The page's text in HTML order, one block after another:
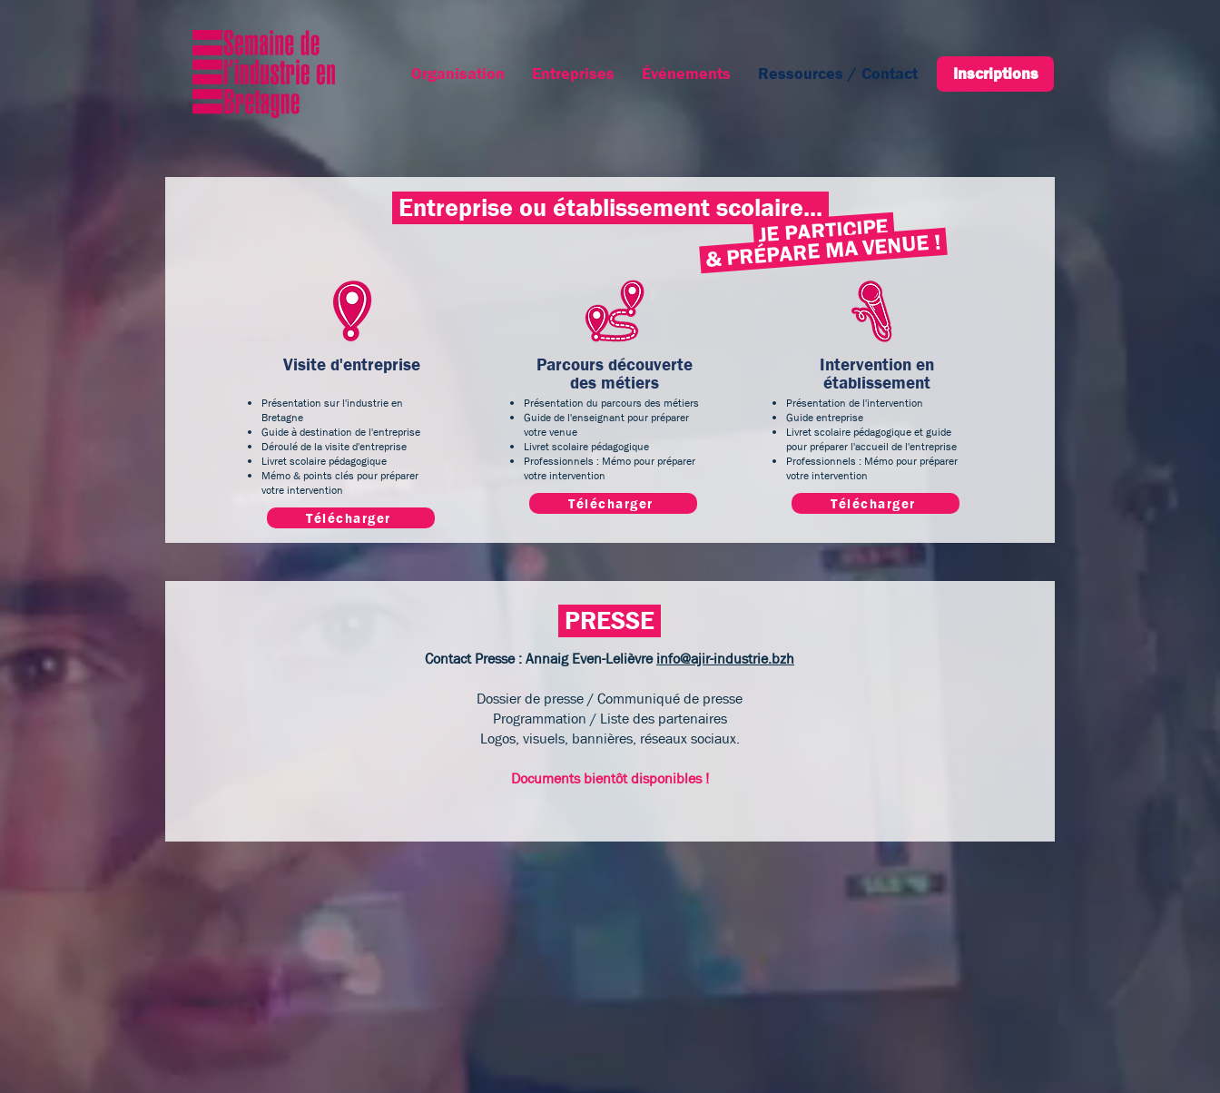
Organisation Entreprises Événements Ressources / Contact Inscription
Inscriptions
Entreprise ou établissement scolaire...
Visite d'entreprise
Présentation sur l'industrie en
Bretagne
Guide à destination de l'entreprise
Déroulé de la visite d'entreprise
Livret scolaire pédagogique
Mémo & points clés pour préparer
votre intervention
Télécharger
Parcours découverte
des métiers
Présentation du parcours des métiers
Guide de l'enseignant pour préparer
votre venue
Livret scolaire pédagogique
Professionnels : Mémo pour préparer
votre intervention
Télécharger
Intervention en
établissement
Présentation de l'intervention
Guide entreprise
Livret scolaire pédagogique et guide
pour préparer l'accueil de l'entreprise
Professionnels : Mémo pour préparer
votre intervention
Télécharger
JE PARTICIPE
& PRÉPARE MA VENUE !
PRESSE
Contact Presse : Annaig Even-Lelièvreinfo@ajir-industrie.bzh
Dossier de presse / Communiqué de presse
Programmation / Liste des partenaires
Logos, visuels, bannières, réseaux sociaux.
Documents bientôt disponibles !